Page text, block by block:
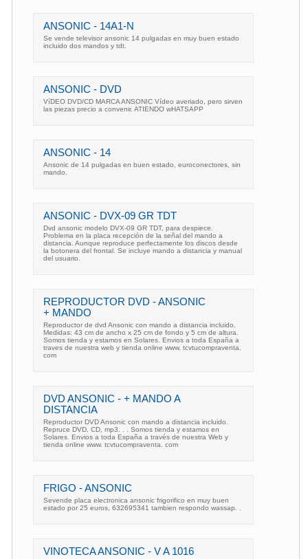
ANSONIC - 14A1-N
Se vende televisor ansonic 14 pulgadas en muy buen estado
incluido dos mandos y tdt.
ANSONIC - DVD
VíDEO DVD/CD MARCA ANSONIC Vídeo averiado, pero sirven
las piezas precio a convenir. ATIENDO wHATSAPP
ANSONIC - 14
Ansonic de 14 pulgadas en buen estado, euroconectores, sin
mando.
ANSONIC - DVX-09 GR TDT
Dvd ansonic modelo DVX-09 GR TDT, para despiece.
Problema en la placa recepción de la señal del mando a
distancia. Aunque reproduce perfectamente los discos desde
la botonera del frontal. Se incluye mando a distancia y manual
del usuario.
REPRODUCTOR DVD - ANSONIC
+ MANDO
Reproductor de dvd Ansonic con mando a distancia incluido.
Medidas: 43 cm de ancho x 25 cm de fondo y 5 cm de altura.
Somos tienda y estamos en Solares. Envios a toda España a
traves de nuestra web y tienda online www. tcvtucompraventa.
com
DVD ANSONIC - + MANDO A
DISTANCIA
Reproductor DVD Ansonic con mando a distancia incluido.
Repruce DVD, CD, mp3. . . Somos tienda y estamos en
Solares. Envios a toda España a través de nuestra Web y
tienda online www. tcvtucompraventa. com
FRIGO - ANSONIC
Sevende placa electronica ansonic frigorifico en muy buen
estado por 25 euros, 632695341 tambien respondo wassap. .
VINOTECA ANSONIC - V A 1016